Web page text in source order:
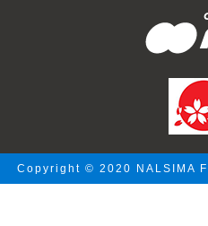
Copyright © 2020 NALSIMA